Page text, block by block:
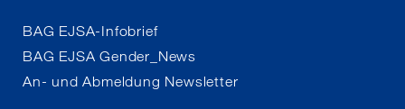
BAG EJSA-Infobrief
BAG EJSA Gender_News
An- und Abmeldung Newsletter